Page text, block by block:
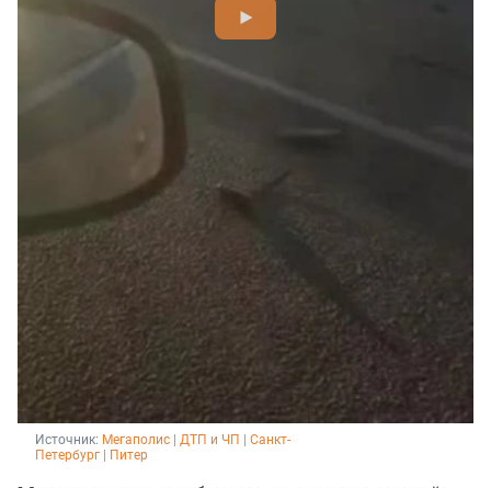
Источник: Мегаполис | ДТП и ЧП | Санкт-
Петербург | Питер